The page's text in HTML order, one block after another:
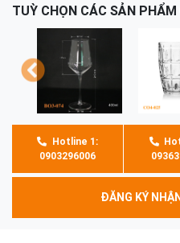
TUỲ CHỌN CÁC SẢN PHẨM
Hotline 1:
0903296006
ĐĂNG KÝ